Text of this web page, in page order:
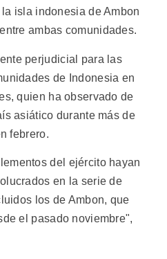
isla indonesia de Ambon
ambas comunidades.
perjudicial para las
de Indonesia en
quien ha observado de
asiático durante más de
febrero.
del ejército hayan
en la serie de
los de Ambon, que
el pasado noviembre",